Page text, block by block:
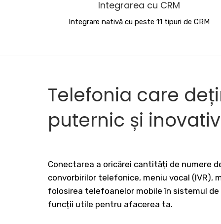
Integrarea cu CRM
Integrare nativă cu peste 11 tipuri de CRM
Telefonia care
puternic și
Conectarea a oricărei cantități de numere
convorbirilor telefonice, meniu vocal (IVR),
folosirea telefoanelor mobile în sistemul
funcții utile pentru afacerea ta.